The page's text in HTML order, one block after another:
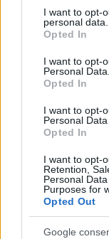
not limited to your
grant or deny
use your data for
consent section.
I want to opt-
personal data.
Opted In
I want to opt-
Personal Data.
Opted In
I want to opt-
Personal
Opted In
I want to opt-
Retention,
Personal
Purposes for
Opted Out
Google
Collana
0,35ct. oro 18kt,
Matranga SRL
Evoluzione e
e tecnologia, la